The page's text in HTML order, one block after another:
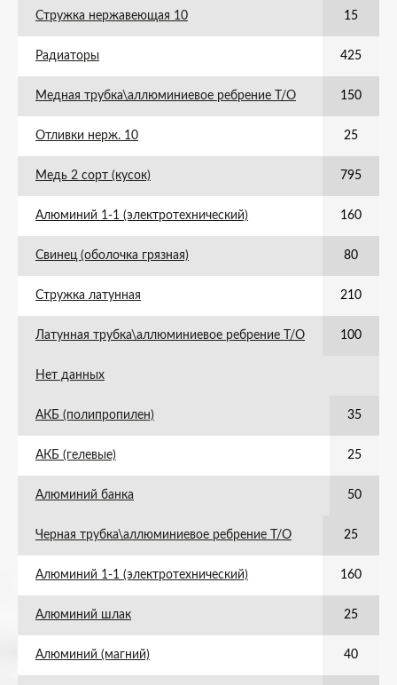
Стружка нержавеющая 10 15
Радиаторы 425
Медная трубка\аллюминиевое ребрение Т/О 150
Отливки нерж. 10 25
Медь 2 сорт (кусок) 795
Алюминий 1-1 (электротехнический) 160
Свинец (оболочка грязная) 80
Стружка латунная 210
Латунная трубка\аллюминиевое ребрение Т/О 100
Нет данных
АКБ (полипропилен) 35
АКБ (гелевые) 25
Алюминий банка 50
Черная трубка\аллюминиевое ребрение Т/О 25
Алюминий 1-1 (электротехнический) 160
Алюминий шлак 25
Алюминий (магний) 40